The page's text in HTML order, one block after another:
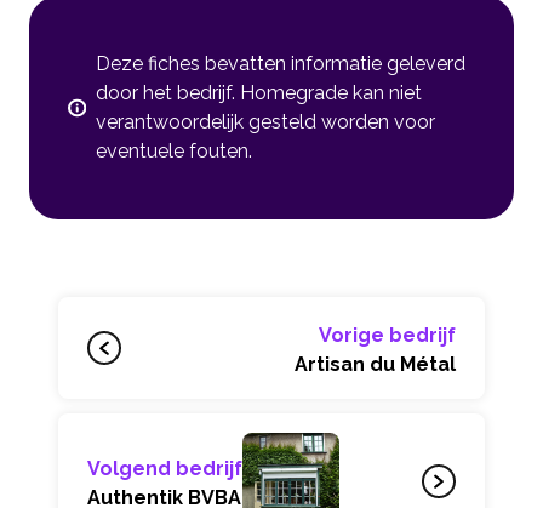
Deze fiches bevatten informatie geleverd
door het bedrijf. Homegrade kan niet
verantwoordelijk gesteld worden voor
eventuele fouten.
Vorige bedrijf
Artisan du Métal
Volgend bedrijf
Authentik BVBA